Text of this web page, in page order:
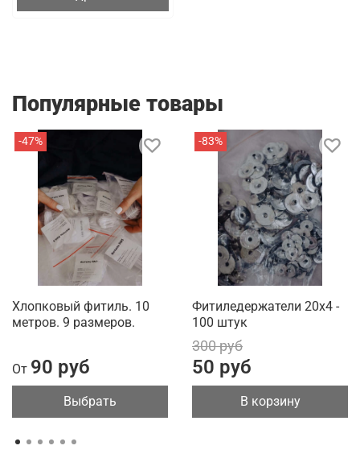
Популярные товары
-47%
Хлопковый фитиль. 10
метров. 9 размеров.
От 90 руб
Выбрать
-83%
Фитиледержатели 20х4 -
100 штук
300 руб
50 руб
В корзину